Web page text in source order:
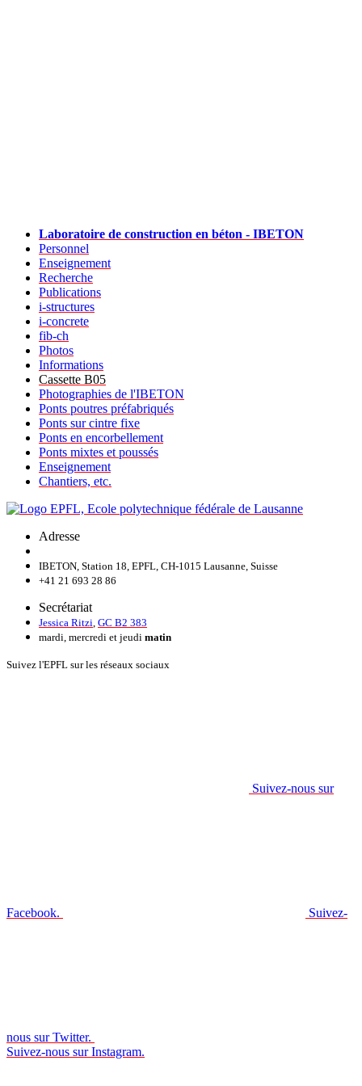
Laboratoire de construction en béton - IBETON
Personnel
Enseignement
Recherche
Publications
i-structures
i-concrete
fib-ch
Photos
Informations
Cassette B05
Photographies de l'IBETON
Ponts poutres préfabriqués
Ponts sur cintre fixe
Ponts en encorbellement
Ponts mixtes et poussés
Enseignement
Chantiers, etc.
Adresse
IBETON, Station 18, EPFL, CH-1015 Lausanne, Suisse
+41 21 693 28 86
Secrétariat
Jessica Ritzi GC B2 383
mardi, mercredi et jeudi matin
Suivez l'EPFL sur les réseaux sociaux
Suivez-nous sur
Facebook. Suivez-
nous sur Twitter.
Suivez-nous sur Instagram.